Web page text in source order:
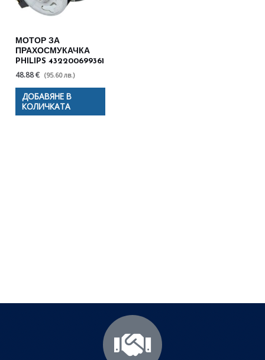
МОТОР ЗА
ПРАХОСМУКАЧКА
PHILIPS 432200699361
48.88 € (95.60 лв.)
ДОБАВЯНЕ В
КОЛИЧКАТА